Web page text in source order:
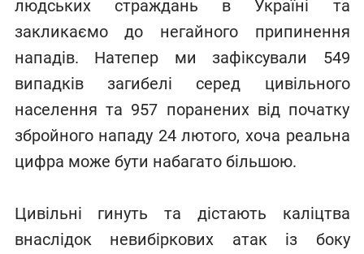
людських страждань в Україні та
закликаємо до негайного припинення
нападів. Натепер ми зафіксували 549
випадків загибелі серед цивільного
населення та 957 поранених від початку
збройного нападу 24 лютого, хоча реальна
цифра може бути набагато більшою.
Цивільні гинуть та дістають каліцтва
внаслідок невибіркових атак із боку